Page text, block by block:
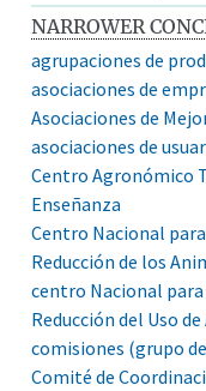
NARROWER
agrupaciones de
asociaciones de
Asociaciones de
asociaciones de
Centro Agronómico
Enseñanza
Centro Nacional
Reducción de los
centro Nacional
Reducción del Uso
comisiones (grupo
Comité de